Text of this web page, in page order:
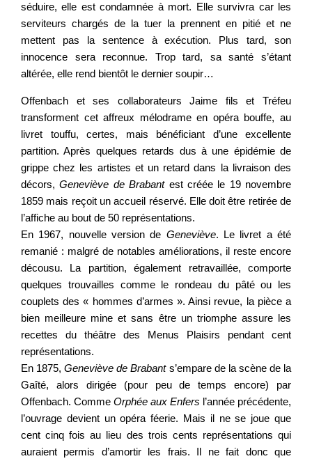
séduire, elle est condamnée à mort. Elle survivra car les
serviteurs chargés de la tuer la prennent en pitié et ne
mettent pas la sentence à exécution. Plus tard, son
innocence sera reconnue. Trop tard, sa santé s’étant
altérée, elle rend bientôt le dernier soupir…
Offenbach et ses collaborateurs Jaime fils et Tréfeu
transforment cet affreux mélodrame en opéra bouffe, au
livret touffu, certes, mais bénéficiant d’une excellente
partition. Après quelques retards dus à une épidémie de
grippe chez les artistes et un retard dans la livraison des
décors,Geneviève de Brabantest créée le 19 novembre
1859 mais reçoit un accueil réservé. Elle doit être retirée de
l’affiche au bout de 50 représentations.
En 1967, nouvelle version de Geneviève. Le livret a été
remanié : malgré de notables améliorations, il reste encore
décousu. La partition, également retravaillée, comporte
quelques trouvailles comme le rondeau du pâté ou les
couplets des « hommes d’armes ». Ainsi revue, la pièce a
bien meilleure mine et sans être un triomphe assure les
recettes du théâtre des Menus Plaisirs pendant cent
représentations.
En 1875,Geneviève de Brabants’empare de la scène de la
Gaîté, alors dirigée (pour peu de temps encore) par
Offenbach. Comme Orphée aux Enfers l’année précédente,
l’ouvrage devient un opéra féerie. Mais il ne se joue que
cent cinq fois au lieu des trois cents représentations qui
auraient permis d’amortir les frais. Il ne fait donc que